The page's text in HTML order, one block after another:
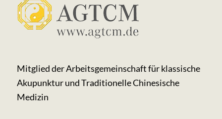
Mitglied der Arbeits­gemeinschaft für klassische
Akupunktur und Traditionelle Chinesische
Medizin